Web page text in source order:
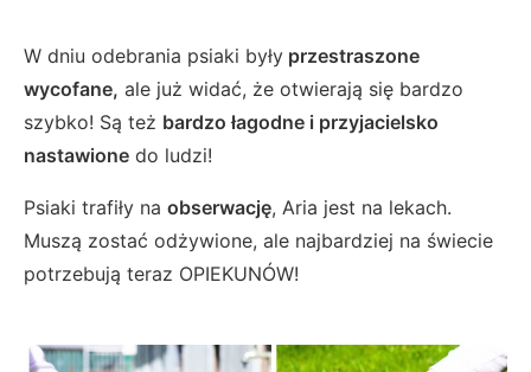
W dniu odebrania psiaki były przestraszone
wycofane, ale już widać, że otwierają się bardzo
szybko! Są też bardzo łagodne i przyjacielsko
nastawione do ludzi!
Psiaki trafiły na obserwację, Aria jest na lekach.
Muszą zostać odżywione, ale najbardziej na świecie
potrzebują teraz OPIEKUNÓW!